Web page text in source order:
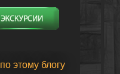
этому блогу